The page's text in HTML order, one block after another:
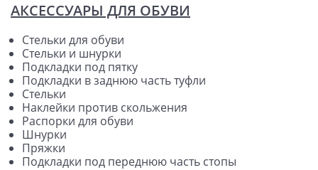
АКСЕССУАРЫ ДЛЯ ОБУВИ
Стельки для обуви
Стельки и шнурки
Подкладки под пятку
Подкладки в заднюю часть туфли
Стельки
Наклейки против скольжения
Распорки для обуви
Шнурки
Пряжки
Подкладки под переднюю часть стопы